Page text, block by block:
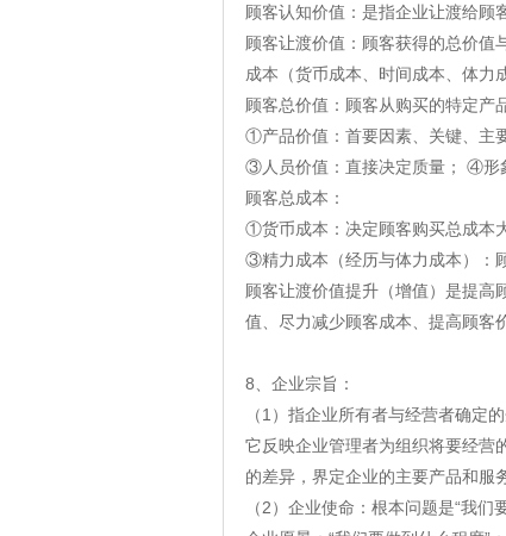
顾客认知价值：是指企业让渡给顾
顾客让渡价值：顾客获得的总价值
成本（货币成本、时间成本、体力
顾客总价值：顾客从购买的特定产
①产品价值：首要因素、关键、主
③人员价值：直接决定质量； ④形
顾客总成本：
①货币成本：决定顾客购买总成本
③精力成本（经历与体力成本）：
顾客让渡价值提升（增值）是提高
值、尽力减少顾客成本、提高顾客
8、企业宗旨：
（1）指企业所有者与经营者确定
它反映企业管理者为组织将要经营
的差异，界定企业的主要产品和服
（2）企业使命：根本问题是“我